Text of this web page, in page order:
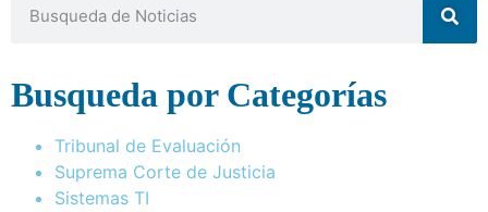
Busqueda por Categorías
Tribunal de Evaluación
Suprema Corte de Justicia
Sistemas TI